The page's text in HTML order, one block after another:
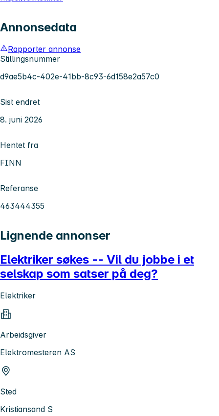
Annonsedata
Rapporter annonse
Stillingsnummer
d9ae5b4c-402e-41bb-8c93-6d158e2a57c0
Sist endret
8. juni 2026
Hentet fra
FINN
Referanse
463444355
Lignende annonser
Elektriker søkes -- Vil du jobbe i et
selskap som satser på deg?
Elektriker
Arbeidsgiver
Elektromesteren AS
Sted
Kristiansand S